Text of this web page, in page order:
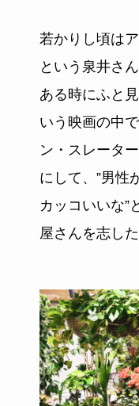
若かりし頃は
という泉井さん
ある時にふと
いう映画の中
ン・スレータ
にして、”男性
カッコいいな”
屋さんを志し